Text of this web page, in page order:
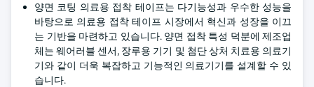
양면 코팅 의료용 접착 테이프는 다기능성과 우수한 성능을
바탕으로 의료용 접착 테이프 시장에서 혁신과 성장을 이끄
는 기반을 마련하고 있습니다. 양면 접착 특성 덕분에 제조업
체는 웨어러블 센서, 장루용 기기 및 첨단 상처 치료용 의료기
기와 같이 더욱 복잡하고 기능적인 의료기기를 설계할 수 있
습니다.